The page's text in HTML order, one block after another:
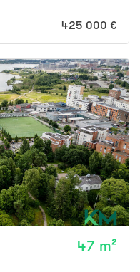
var, at
425 000 €
47 m²